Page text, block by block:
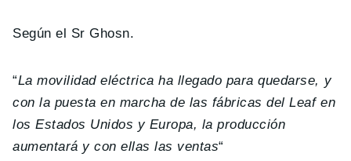
Según el Sr Ghosn.
“La movilidad eléctrica ha llegado para quedarse, y
con la puesta en marcha de las fábricas del Leaf en
los Estados Unidos y Europa, la producción
aumentará y con ellas las ventas“